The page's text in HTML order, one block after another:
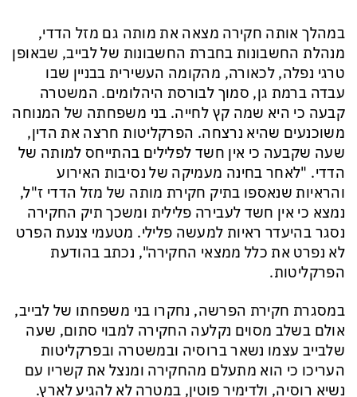
במהלך אותה חקירה מצאה את מותה גם מזל הדדי,
מנהלת החשבונות בחברת החשבונות של לבייב, שבאופן
טרגי נפלה, לכאורה, מהקומה העשירית בבניין שבו
עבדה ברמת גן, סמוך לבורסת היהלומים. המשטרה
קבעה כי היא שמה קץ לחייה. בני משפחתה של המנוחה
משוכנעים שהיא נרצחה. הפרקליטות חרצה את הדין,
שעה שקבעה כי אין חשד לפלילים בהתייחס למותה של
הדדי. "לאחר בחינה מעמיקה של נסיבות האירוע
והראיות שנאספו בתיק חקירת מותה של מזל הדדי ז"ל,
נמצא כי אין חשד לעבירה פלילית ומשכך תיק החקירה
נסגר בהיעדר ראיות למעשה פלילי. מטעמי צנעת הפרט
לא נפרט את כלל ממצאי החקירה", נכתב בהודעת
הפרקליטות.
במסגרת חקירת הפרשה, נחקרו בני משפחתו של לבייב,
אולם בשלב מסוים נקלעה החקירה למבוי סתום, שעה
שלבייב עצמו נשאר ברוסיה ובמשטרה ובפרקליטות
העריכו כי הוא מתעלם מהחקירה ומנצל את קשריו עם
נשיא רוסיה, ולדימיר פוטין, במטרה לא להגיע לארץ.